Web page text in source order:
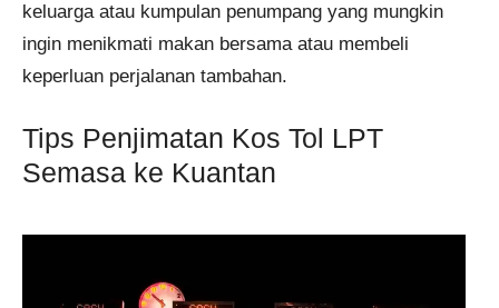
keluarga atau kumpulan penumpang yang mungkin
ingin menikmati makan bersama atau membeli
keperluan perjalanan tambahan.
Tips Penjimatan Kos Tol LPT
Semasa ke Kuantan